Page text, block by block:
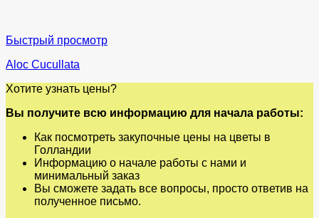
Быстрый просмотр
Aloc Cucullata
Хотите узнать цены?
Вы получите всю информацию для начала работы:
Как посмотреть закупочные цены на цветы в
Голландии
Информацию о начале работы с нами и
минимальный заказ
Вы сможете задать все вопросы, просто ответив на
полученное письмо.